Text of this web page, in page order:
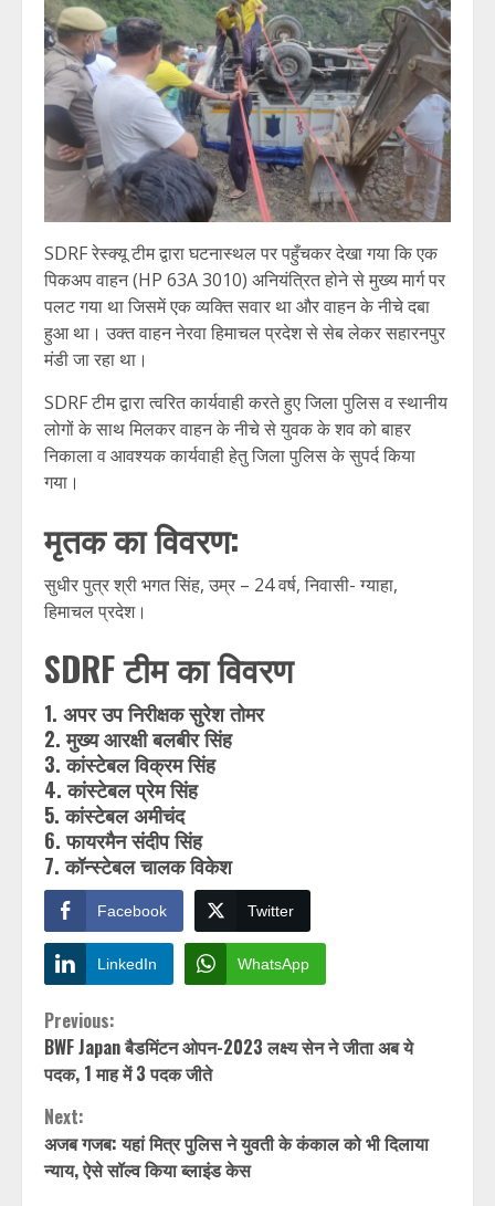
SDRF रेस्क्यू टीम द्वारा घटनास्थल पर पहुँचकर देखा गया कि एक
पिकअप वाहन (HP 63A 3010) अनियंत्रित होने से मुख्य मार्ग पर
पलट गया था जिसमें एक व्यक्ति सवार था और वाहन के नीचे दबा
हुआ था। उक्त वाहन नेरवा हिमाचल प्रदेश से सेब लेकर सहारनपुर
मंडी जा रहा था।
SDRF टीम द्वारा त्वरित कार्यवाही करते हुए जिला पुलिस व स्थानीय
लोगों के साथ मिलकर वाहन के नीचे से युवक के शव को बाहर
निकाला व आवश्यक कार्यवाही हेतु जिला पुलिस के सुपर्द किया
गया।
मृतक का विवरण:
सुधीर पुत्र श्री भगत सिंह, उम्र – 24 वर्ष, निवासी- ग्याहा,
हिमाचल प्रदेश।
SDRF टीम का विवरण
1. अपर उप निरीक्षक सुरेश तोमर
2. मुख्य आरक्षी बलबीर सिंह
3. कांस्टेबल विक्रम सिंह
4. कांस्टेबल प्रेम सिंह
5. कांस्टेबल अमीचंद
6. फायरमैन संदीप सिंह
7. कॉन्स्टेबल चालक विकेश
Facebook Twitter
LinkedIn WhatsApp
Continue
Reading
Previous:
BWF Japan बैडमिंटन ओपन-2023 लक्ष्य सेन ने जीता अब ये
पदक, 1 माह में 3 पदक जीते
Next:
अजब गजब: यहां मित्र पुलिस ने युवती के कंकाल को भी दिलाया
न्याय, ऐसे सॉल्व किया ब्लाइंड केस